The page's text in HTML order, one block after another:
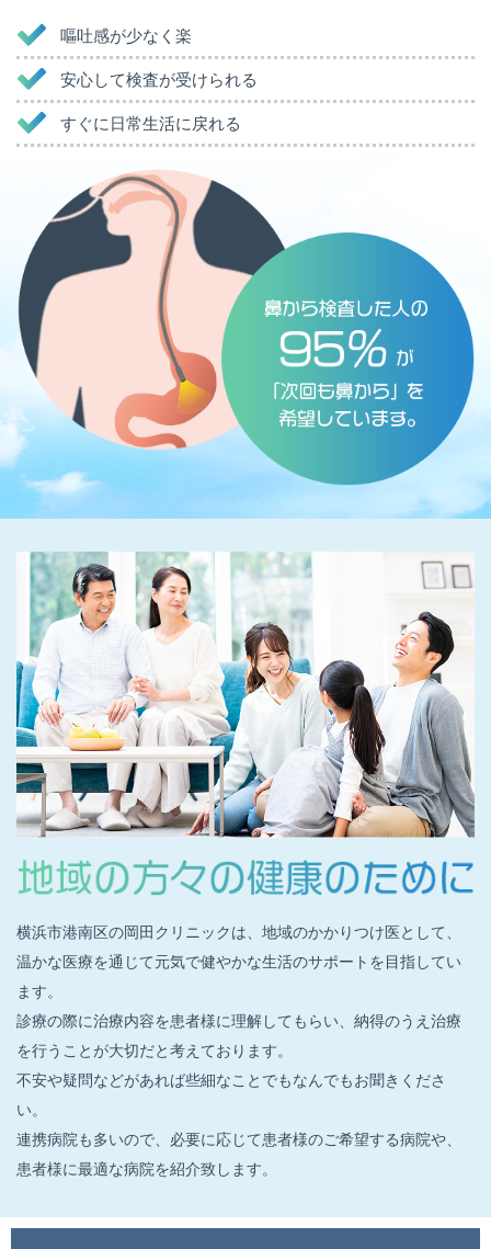
嘔吐感が少なく楽
安心して検査が受けられる
すぐに日常生活に戻れる
横浜市港南区の岡田クリニックは、地域のかかりつけ医として、
温かな医療を通じて元気で健やかな生活のサポートを目指してい
ます。
診療の際に治療内容を患者様に理解してもらい、納得のうえ治療
を行うことが大切だと考えております。
不安や疑問などがあれば些細なことでもなんでもお聞きくださ
い。
連携病院も多いので、必要に応じて患者様のご希望する病院や、
患者様に最適な病院を紹介致します。